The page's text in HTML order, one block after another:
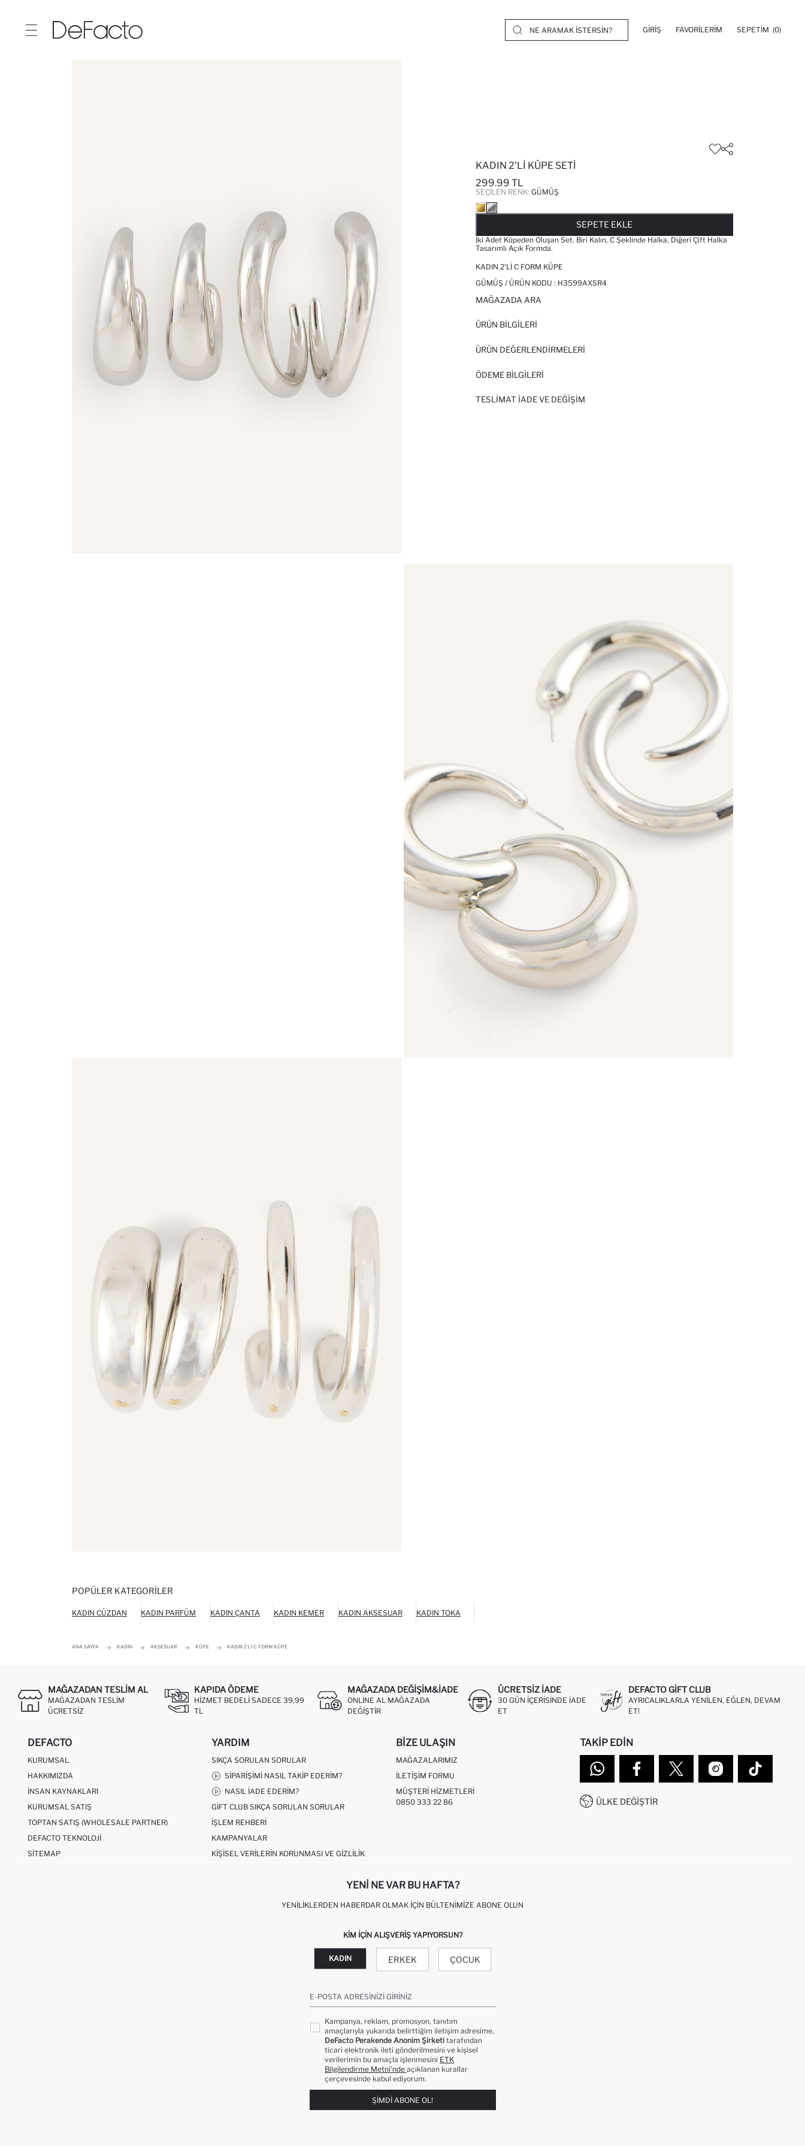
GIRIŞ FAVORILERIM SEPETIM (0)
KADIN 2'LI KÜPE SETI
299.99 TL
SEÇILEN RENK: GÜMÜŞ
SEPETE EKLE
İki Adet Küpeden Oluşan Set. Biri Kalın, C Şeklinde Halka, Diğeri Çift Halka
Tasarımlı Açık Formda.
KADIN 2'LI C FORM KÜPE
GÜMÜŞ / ÜRÜN KODU : H3599AXSR4
MAĞAZADA ARA
ÜRÜN BILGILERI
ÜRÜN DEĞERLENDİRMELERİ
ÖDEME BİLGİLERİ
TESLIMAT İADE VE DEĞIŞIM
POPÜLER KATEGORILER
KADIN CÜZDAN KADIN PARFÜM KADIN ÇANTA KADIN KEMER KADIN AKSESUAR KADIN TOKA
ANA SAYFA KADIN AKSESUAR KÜPE KADIN 2'LI C FORM KÜPE
MAĞAZADAN TESLIM AL
MAĞAZADAN TESLIM
ÜCRETSIZ
KAPIDA ÖDEME
HIZMET BEDELI SADECE 39,99
TL
MAĞAZADA DEĞIŞIM&İADE
ONLINE AL MAĞAZADA
DEĞIŞTIR
ÜCRETSIZ IADE
30 GÜN IÇERISINDE IADE
ET
DEFACTO GIFT CLUB
AYRICALIKLARLA YENILEN, EĞLEN, DEVAM
ET!
DEFACTO
KURUMSAL
HAKKIMIZDA
İNSAN KAYNAKLARI
KURUMSAL SATIŞ
TOPTAN SATIŞ (WHOLESALE PARTNER)
DEFACTO TEKNOLOJI
SITEMAP
YARDIM
SIKÇA SORULAN SORULAR
SIPARIŞIMI NASIL TAKIP EDERIM?
NASIL İADE EDERIM?
GIFT CLUB SIKÇA SORULAN SORULAR
İŞLEM REHBERI
KAMPANYALAR
KIŞISEL VERILERIN KORUNMASI VE GIZLILIK
BIZE ULAŞIN
MAĞAZALARIMIZ
İLETIŞIM FORMU
MÜŞTERI HIZMETLERI
0850 333 22 86
TAKIP EDIN
ÜLKE DEĞIŞTIR
YENI NE VAR BU HAFTA?
YENILIKLERDEN HABERDAR OLMAK İÇIN BÜLTENIMIZE ABONE OLUN
KIM IÇIN ALIŞVERIŞ YAPIYORSUN?
KADIN ERKEK ÇOCUK
E-POSTA ADRESINIZI GIRINIZ
Kampanya, reklam, promosyon, tanıtım
amaçlarıyla yukarıda belirttiğim iletişim adresime,
DeFacto Perakende Anonim Şirketi tarafından
ticari elektronik ileti gönderilmesini ve kişisel
verilerimin bu amaçla işlenmesini ETK
Bilgilendirme Metni’nde açıklanan kurallar
çerçevesinde kabul ediyorum.
ŞIMDI ABONE OL!